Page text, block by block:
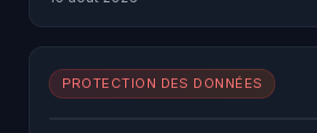
PROTECTION DES DONNÉES